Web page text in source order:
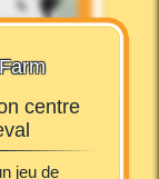
centre
jeu de